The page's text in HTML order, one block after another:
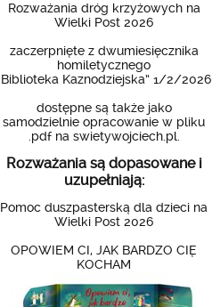
Rozważania dróg krzyżowych na
Wielki Post 2026
zaczerpnięte z dwumiesięcznika
homiletycznego
„Biblioteka Kaznodziejska” 1/2/2026
dostępne są także jako
samodzielnie opracowanie w pliku
.pdf na swietywojciech.pl.
Rozważania są dopasowane i
uzupełniają:
Pomoc duszpasterską dla dzieci na
Wielki Post 2026
OPOWIEM CI, JAK BARDZO CIĘ
KOCHAM